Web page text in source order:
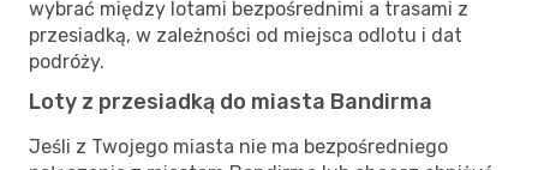
wybrać między lotami bezpośrednimi a trasami z
przesiadką, w zależności od miejsca odlotu i dat
podróży.
Loty z przesiadką do miasta Bandirma
Jeśli z Twojego miasta nie ma bezpośredniego